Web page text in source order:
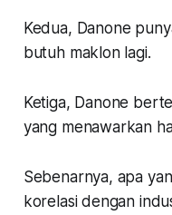
Kedua, Danone
butuh maklon lagi.
Ketiga, Danone
yang menawarkan
Sebenarnya, apa
korelasi dengan